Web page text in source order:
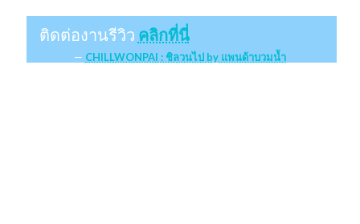
ติดต่องานรีวิว คลิกที่นี่
CHILLWONPAI : ชิลวนไป by แพนด้าบวมน้ำ